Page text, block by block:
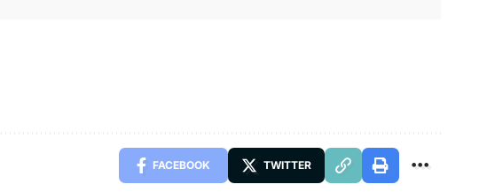
FACEBOOK TWITTER